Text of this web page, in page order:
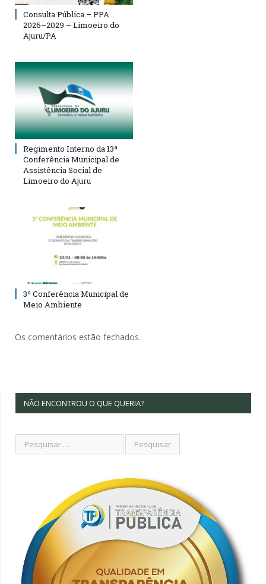
Consulta Pública – PPA
2026–2029 – Limoeiro do
Ajuru/PA
Regimento Interno da 13ª
Conferência Municipal de
Assistência Social de
Limoeiro do Ajuru
3ª Conferência Municipal de
Meio Ambiente
Os comentários estão fechados.
NÃO ENCONTROU O QUE QUERIA?